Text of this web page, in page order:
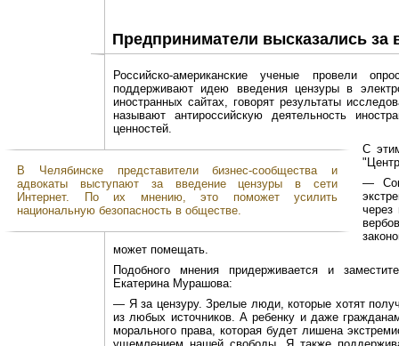
Предприниматели высказались за
Российско-американские ученые провели
поддерживают идею введения цензуры в
иностранных сайтах, говорят результаты
называют антироссийскую деятельность
ценностей.
В Челябинске представители бизнес-сообщества и
адвокаты выступают за введение цензуры в сети
Интернет. По их мнению, это поможет усилить
национальную безопасность в обществе.
С
—
через
может помещать.
Подобного мнения придерживается и
Екатерина Мурашова:
— Я за цензуру. Зрелые люди, которые хотят
из любых источников. А ребенку и даже
морального права, которая будет лишена